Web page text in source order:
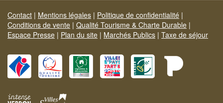
Contact | Mentions légales | Politique de confidentialité |
Conditions de vente | Qualité Tourisme & Charte Durable |
Espace Presse | Plan du site | Marchés Publics | Taxe de séjour